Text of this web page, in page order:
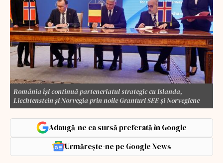
România își continuă parteneriatul strategic cu Islanda,
Liechtenstein și Norvegia prin noile Granturi SEE și Norvegiene
Adaugă-ne ca sursă preferată în Google
Urmărește-ne pe Google News